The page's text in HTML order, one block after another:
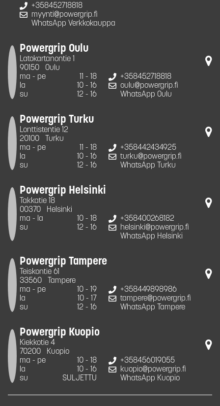
+358452718818
myynti@powergrip.fi
WhatsApp Verkkokauppa
Powergrip Oulu
Latokartanontie 1
90150
Oulu
ma - pe
11 - 18
la
10 - 16
su
12 - 16
+358452718818
oulu@powergrip.fi
WhatsApp Oulu
Powergrip Turku
Lonttistentie 12
20100
Turku
ma - pe
11 - 18
la
10 - 16
su
12 - 16
+358442434925
turku@powergrip.fi
WhatsApp Turku
Powergrip Helsinki
Takkatie 18
00370
Helsinki
ma - la
10 - 18
su
12 - 16
+358400268182
helsinki@powergrip.fi
WhatsApp Helsinki
Powergrip Tampere
Teiskontie 61
33560
Tampere
ma - pe
10 - 19
la
10 - 17
su
12 - 16
+358449898986
tampere@powergrip.fi
WhatsApp Tampere
Powergrip Kuopio
Kiekkotie 4
70200
Kuopio
ma - pe
10 - 18
la
10 - 16
su
SULJETTU
+358456019055
kuopio@powergrip.fi
WhatsApp Kuopio